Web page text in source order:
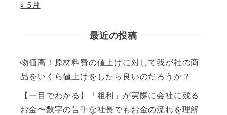
« 5月
最近の投稿
物価高！原材料費の値上げに対して我が社の商
品をいくら値上げをしたら良いのだろうか？
【一目でわかる】「粗利」が実際に会社に残る
お金〜数字の苦手な社長でもお金の流れを理解